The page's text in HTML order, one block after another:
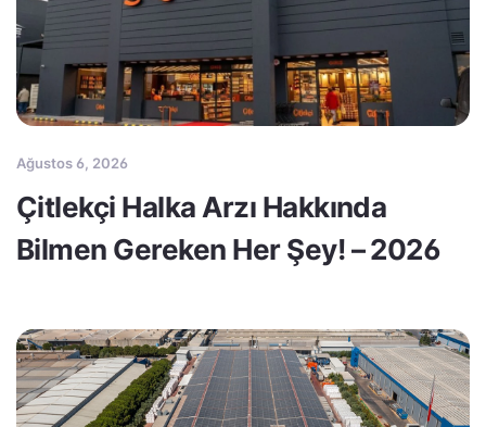
Ağustos 6, 2026
Çitlekçi Halka Arzı Hakkında
Bilmen Gereken Her Şey! – 2026